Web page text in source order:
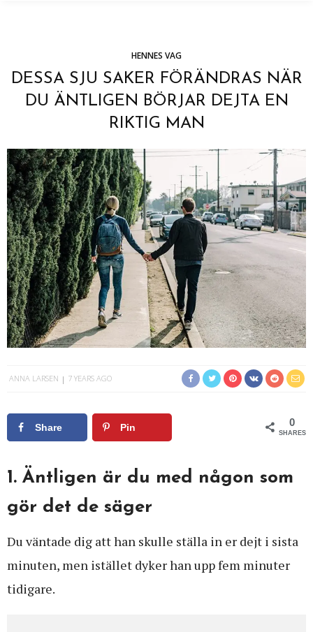
HENNES VAG
DESSA SJU SAKER FÖRÄNDRAS NÄR
DU ÄNTLIGEN BÖRJAR DEJTA EN
RIKTIG MAN
ANNA LARSEN 7 YEARS AGO
Share Pin 0
SHARES
1. Äntligen är du med någon som
gör det de säger
Du väntade dig att han skulle ställa in er dejt i sista
minuten, men istället dyker han upp fem minuter
tidigare.